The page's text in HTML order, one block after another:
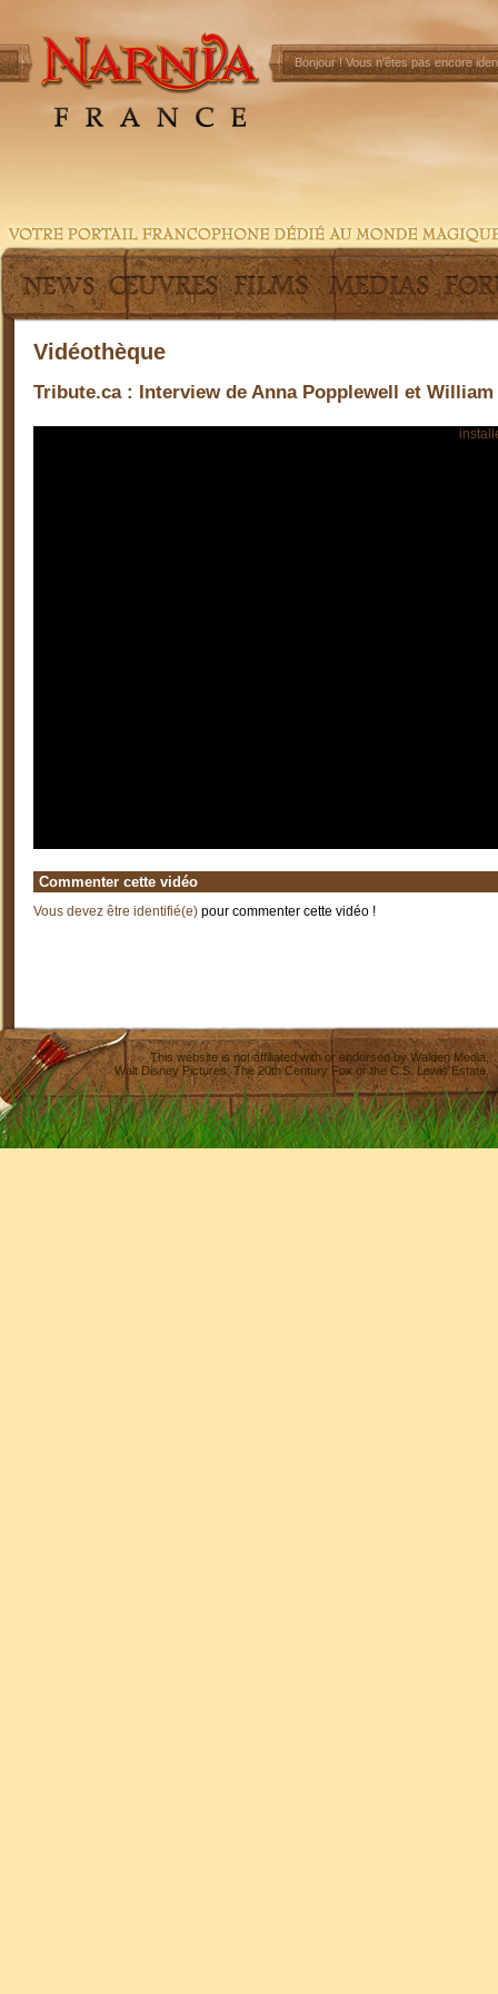
Bonjour !Vous n'êtes pas encore
Vidéothèque
Tribute.ca : Interview de Anna Popplewell et William
Commenter cette vidéo
Vous devez être identifié(e) pour commenter cette vidéo !
This website is not affiliated with or endorsed byWalden Media
Walt Disney Pictures,The 20th Century Fox or the C.S. Lewis Estate.